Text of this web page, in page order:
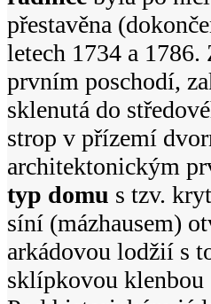
přestavěna
letech 1734 a
prvním poschodí,
sklenutá do
strop v přízemí
architektonickým
typ domu s tzv.
síní (mázhausem)
arkádovou lodžií s
sklípkovou klenbou